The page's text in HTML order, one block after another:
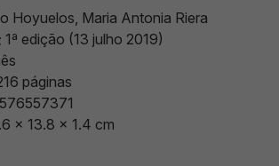
Hoyuelos, Maria Antonia Riera
1ª edição (13 julho 2019)
páginas
x 13.8 x 1.4 cm